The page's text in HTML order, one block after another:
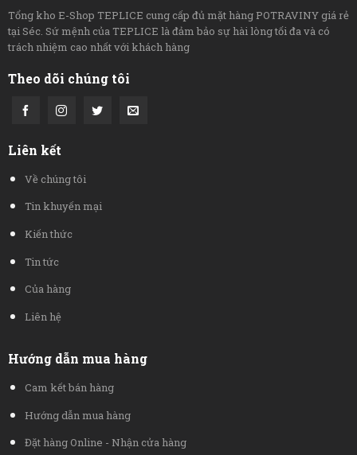
Tổng kho E-Shop TEPLICE cung cấp đủ mặt hàng POTRAVINY giá rẻ
tại Séc. Sứ mệnh của TEPLICE là đảm bảo sự hài lòng tối đa và có
trách nhiệm cao nhất với khách hàng
Theo dõi chúng tôi
Liên kết
Về chúng tôi
Tin khuyến mại
Kiến thức
Tin tức
Của hàng
Liên hệ
Hướng dẫn mua hàng
Cam kết bán hàng
Hướng dẫn mua hàng
Đặt hàng Online - Nhận cửa hàng